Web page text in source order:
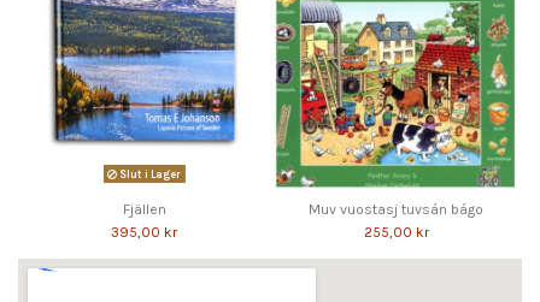
Slut i Lager
Fjällen
395,00 kr
Muv vuostasj tuvsán bágo
255,00 kr